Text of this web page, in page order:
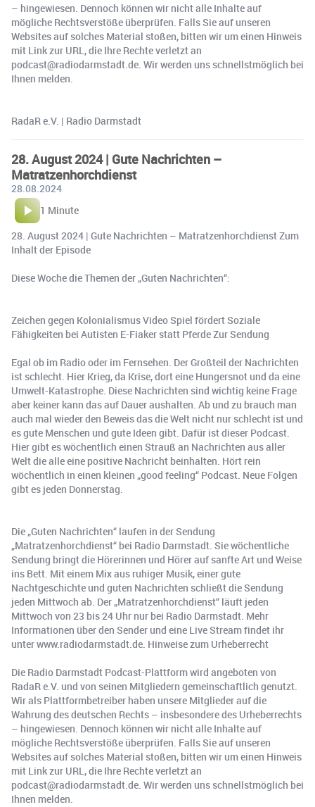
– hingewiesen. Dennoch können wir nicht alle Inhalte auf
mögliche Rechtsverstöße überprüfen. Falls Sie auf unseren
Websites auf solches Material stoßen, bitten wir um einen Hinweis
mit Link zur URL, die Ihre Rechte verletzt an
podcast@radiodarmstadt.de. Wir werden uns schnellstmöglich bei
Ihnen melden.
RadaR e.V. | Radio Darmstadt
28. August 2024 | Gute Nachrichten –
Matratzenhorchdienst
28.08.2024
1 Minute
28. August 2024 | Gute Nachrichten – Matratzenhorchdienst Zum
Inhalt der Episode
Diese Woche die Themen der „Guten Nachrichten“:
Zeichen gegen Kolonialismus Video Spiel fördert Soziale
Fähigkeiten bei Autisten E-Fiaker statt Pferde Zur Sendung
Egal ob im Radio oder im Fernsehen. Der Großteil der Nachrichten
ist schlecht. Hier Krieg, da Krise, dort eine Hungersnot und da eine
Umwelt-Katastrophe. Diese Nachrichten sind wichtig keine Frage
aber keiner kann das auf Dauer aushalten. Ab und zu brauch man
auch mal wieder den Beweis das die Welt nicht nur schlecht ist und
es gute Menschen und gute Ideen gibt. Dafür ist dieser Podcast.
Hier gibt es wöchentlich einen Strauß an Nachrichten aus aller
Welt die alle eine positive Nachricht beinhalten. Hört rein
wöchentlich in einen kleinen „good feeling“ Podcast. Neue Folgen
gibt es jeden Donnerstag.
Die „Guten Nachrichten“ laufen in der Sendung
„Matratzenhorchdienst“ bei Radio Darmstadt. Sie wöchentliche
Sendung bringt die Hörerinnen und Hörer auf sanfte Art und Weise
ins Bett. Mit einem Mix aus ruhiger Musik, einer gute
Nachtgeschichte und guten Nachrichten schließt die Sendung
jeden Mittwoch ab. Der „Matratzenhorchdienst“ läuft jeden
Mittwoch von 23 bis 24 Uhr nur bei Radio Darmstadt. Mehr
Informationen über den Sender und eine Live Stream findet ihr
unter www.radiodarmstadt.de. Hinweise zum Urheberrecht
Die Radio Darmstadt Podcast-Plattform wird angeboten von
RadaR e.V. und von seinen Mitgliedern gemeinschaftlich genutzt.
Wir als Plattformbetreiber haben unsere Mitglieder auf die
Wahrung des deutschen Rechts – insbesondere des Urheberrechts
– hingewiesen. Dennoch können wir nicht alle Inhalte auf
mögliche Rechtsverstöße überprüfen. Falls Sie auf unseren
Websites auf solches Material stoßen, bitten wir um einen Hinweis
mit Link zur URL, die Ihre Rechte verletzt an
podcast@radiodarmstadt.de. Wir werden uns schnellstmöglich bei
Ihnen melden.